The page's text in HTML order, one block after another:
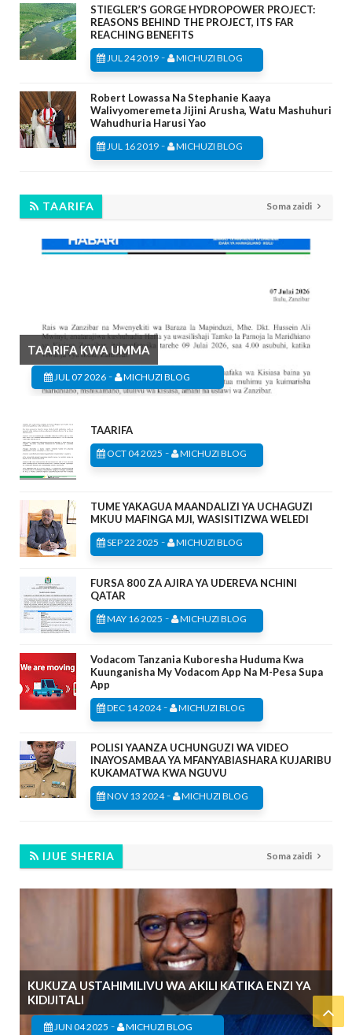
STIEGLER’S GORGE HYDROPOWER PROJECT:
REASONS BEHIND THE PROJECT, ITS FAR
REACHING BENEFITS
JUL 24 2019 - MICHUZI BLOG
Robert Lowassa Na Stephanie Kaaya
Walivyomeremeta Jijini Arusha, Watu Mashuhuri
Wahudhuria Harusi Yao
JUL 16 2019 - MICHUZI BLOG
TAARIFA Soma zaidi
TAARIFA KWA UMMA
JUL 07 2026 - MICHUZI BLOG
TAARIFA
OCT 04 2025 - MICHUZI BLOG
TUME YAKAGUA MAANDALIZI YA UCHAGUZI
MKUU MAFINGA MJI, WASISITIZWA WELEDI
SEP 22 2025 - MICHUZI BLOG
FURSA 800 ZA AJIRA YA UDEREVA NCHINI
QATAR
MAY 16 2025 - MICHUZI BLOG
Vodacom Tanzania Kuboresha Huduma Kwa
Kuunganisha My Vodacom App Na M-Pesa Supa
App
DEC 14 2024- MICHUZI BLOG
POLISI YAANZA UCHUNGUZI WA VIDEO
INAYOSAMBAA YA MFANYABIASHARA KUJARIBU
KUKAMATWA KWA NGUVU
NOV 13 2024- MICHUZI BLOG
IJUE SHERIA Soma zaidi
KUKUZA USTAHIMILIVU WA AKILI KATIKA ENZI YA
KIDIJITALI
JUN 04 2025 - MICHUZI BLOG